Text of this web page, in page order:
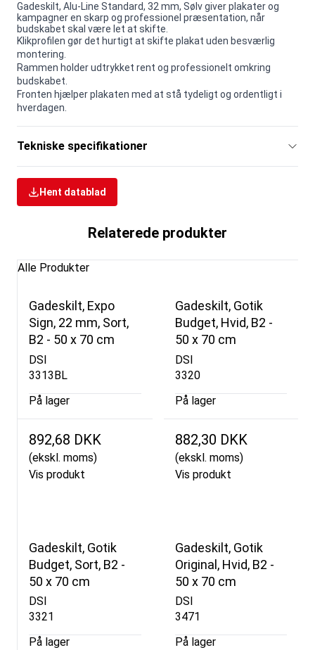
Gadeskilt, Alu-Line Standard, 32 mm, Sølv giver plakater og
kampagner en skarp og professionel præsentation, når
budskabet skal være let at skifte.
Klikprofilen gør det hurtigt at skifte plakat uden besværlig
montering.
Rammen holder udtrykket rent og professionelt omkring
budskabet.
Fronten hjælper plakaten med at stå tydeligt og ordentligt i
hverdagen.
Tekniske specifikationer
Hent datablad
Relaterede produkter
Alle Produkter
Gadeskilt, Expo
Sign, 22 mm, Sort,
B2 - 50 x 70 cm
DSI
3313BL
På lager
892,68 DKK
(ekskl. moms)
Vis produkt
Gadeskilt, Gotik
Budget, Hvid, B2 -
50 x 70 cm
DSI
3320
På lager
882,30 DKK
(ekskl. moms)
Vis produkt
Gadeskilt, Gotik
Budget, Sort, B2 -
50 x 70 cm
DSI
3321
På lager
Gadeskilt, Gotik
Original, Hvid, B2 -
50 x 70 cm
DSI
3471
På lager